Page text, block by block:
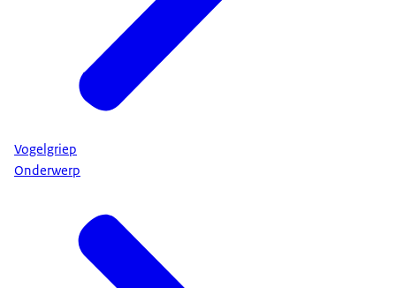
Vogelgriep
Onderwerp